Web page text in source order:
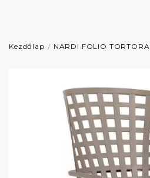
Kezdőlap NARDI FOLIO TORTORA